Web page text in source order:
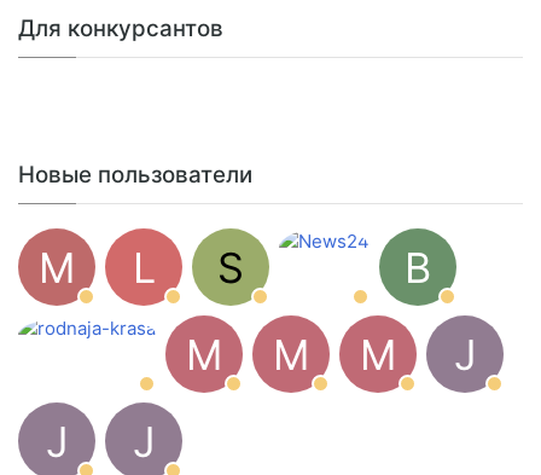
Для конкурсантов
Новые пользователи
M L S
B
M
M M
J
J
J